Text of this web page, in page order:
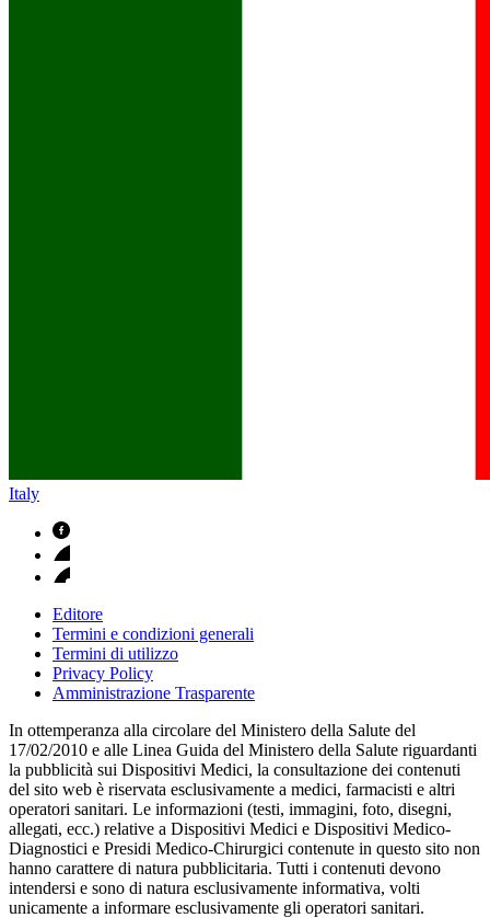
Italy
Editore
Termini e condizioni generali
Termini di utilizzo
Privacy Policy
Amministrazione Trasparente
In ottemperanza alla circolare del Ministero della Salute del
17/02/2010 e alle Linea Guida del Ministero della Salute riguardanti
la pubblicità sui Dispositivi Medici, la consultazione dei contenuti
del sito web è riservata esclusivamente a medici, farmacisti e altri
operatori sanitari. Le informazioni (testi, immagini, foto, disegni,
allegati, ecc.) relative a Dispositivi Medici e Dispositivi Medico-
Diagnostici e Presidi Medico-Chirurgici contenute in questo sito non
hanno carattere di natura pubblicitaria. Tutti i contenuti devono
intendersi e sono di natura esclusivamente informativa, volti
unicamente a informare esclusivamente gli operatori sanitari.